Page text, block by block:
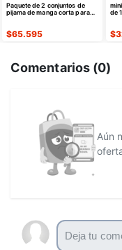
Paquete de 2 conjuntos de
pijama de manga corta para
$65.595
de
$
Comentarios (0)
Aún